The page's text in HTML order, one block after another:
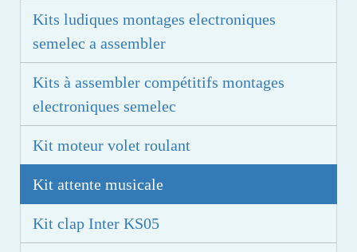
Kits ludiques montages electroniques
semelec a assembler
Kits à assembler compétitifs montages
electroniques semelec
Kit moteur volet roulant
Kit attente musicale
Kit clap Inter KS05